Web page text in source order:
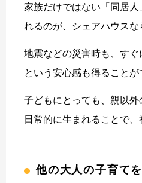
家族だけではない「同居
れるのが、シェアハウスな
地震などの災害時も、す
という安心感も得ることが
子どもにとっても、親以
日常的に生まれることで、
他の大人の子育て